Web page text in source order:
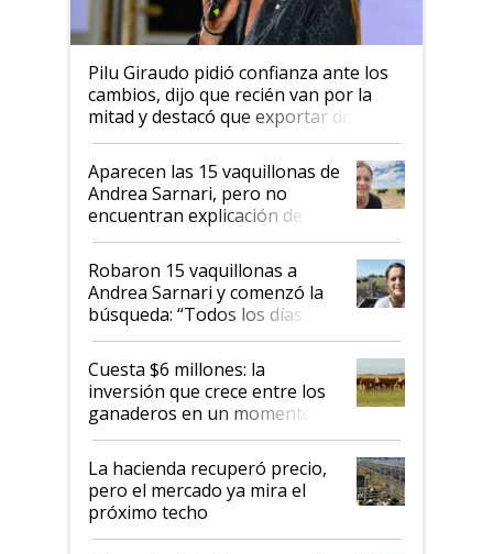
Pilu Giraudo pidió confianza ante los
cambios, dijo que recién van por la
mitad y destacó que exportar dejó de
ser "para unos pocos": "Tenemos un
mandato muy claro del gobierno
nacional"
Aparecen las 15 vaquillonas de
Andrea Sarnari, pero no
encuentran explicación de
cómo llegaron allí
Robaron 15 vaquillonas a
Andrea Sarnari y comenzó la
búsqueda: “Todos los días le
toca a algún productor”
Cuesta $6 millones: la
inversión que crece entre los
ganaderos en un momento
histórico para la actividad
La hacienda recuperó precio,
pero el mercado ya mira el
próximo techo